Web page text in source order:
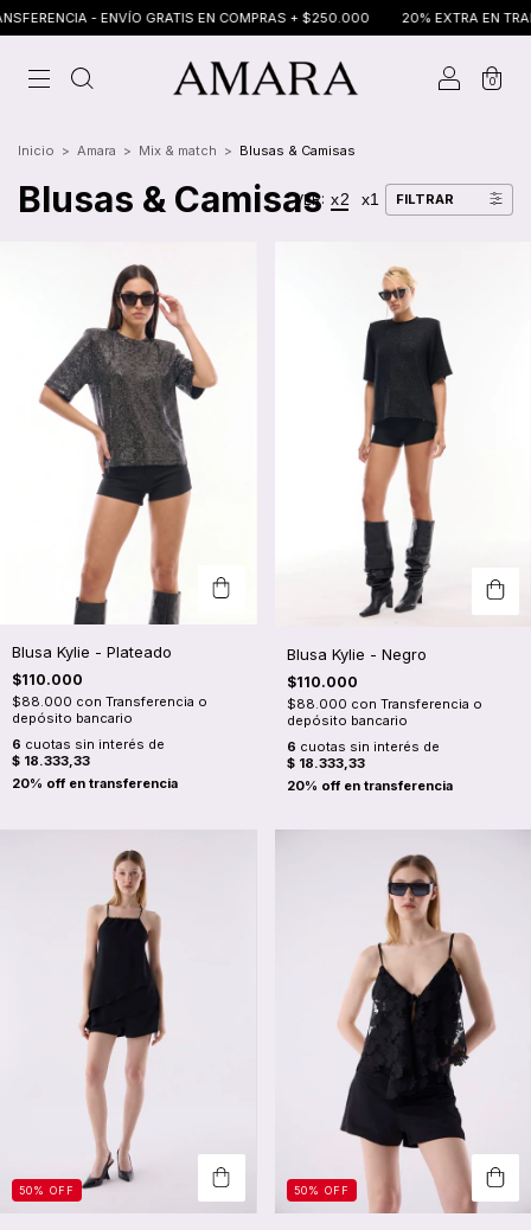
- ENVÍO GRATIS EN COMPRAS + $250.000 20% EXTRA EN
0
Inicio > Amara > Mix & match > Blusas & Camisas
Blusas & Camisas
VER: x2 x1 FILTRAR
Blusa Kylie - Plateado
$110.000
$88.000 con Transferencia o
depósito bancario
6 cuotas sin interés de
$ 18.333,33
Blusa Kylie - Negro
$110.000
$88.000 con Transferencia o
depósito bancario
6 cuotas sin interés de
$ 18.333,33
50% OFF 50% OFF